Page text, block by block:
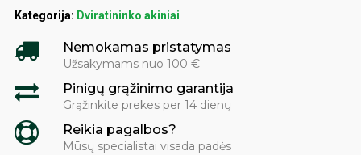
Kategorija: Dviratininko akiniai
Nemokamas pristatymas
Užsakymams nuo 100 €
Pinigų grąžinimo garantija
Grąžinkite prekes per 14 dienų
Reikia pagalbos?
Mūsų specialistai visada padės